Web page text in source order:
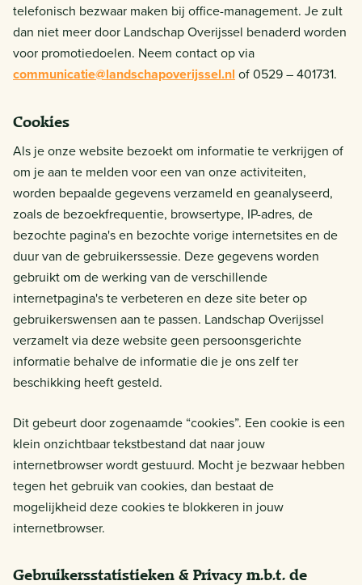
telefonisch bezwaar maken bij office-management. Je zult
dan niet meer door Landschap Overijssel benaderd worden
voor promotiedoelen. Neem contact op via
communicatie@landschapoverijssel.nl of 0529 – 401731.
Cookies
Als je onze website bezoekt om informatie te verkrijgen of
om je aan te melden voor een van onze activiteiten,
worden bepaalde gegevens verzameld en geanalyseerd,
zoals de bezoekfrequentie, browsertype, IP-adres, de
bezochte pagina's en bezochte vorige internetsites en de
duur van de gebruikerssessie. Deze gegevens worden
gebruikt om de werking van de verschillende
internetpagina's te verbeteren en deze site beter op
gebruikerswensen aan te passen. Landschap Overijssel
verzamelt via deze website geen persoonsgerichte
informatie behalve de informatie die je ons zelf ter
beschikking heeft gesteld.
Dit gebeurt door zogenaamde “cookies”. Een cookie is een
klein onzichtbaar tekstbestand dat naar jouw
internetbrowser wordt gestuurd. Mocht je bezwaar hebben
tegen het gebruik van cookies, dan bestaat de
mogelijkheid deze cookies te blokkeren in jouw
internetbrowser.
Gebruikersstatistieken & Privacy m.b.t. de